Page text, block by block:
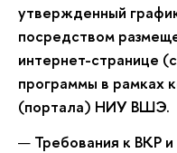
утвержденный
посредством
интернет-странице
программы в рамках
(портала) НИУ ВШЭ.
Требования к ВКР